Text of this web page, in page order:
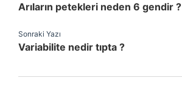
Arıların petekleri neden 6 gendir ?
Sonraki Yazı
Variabilite nedir tıpta ?